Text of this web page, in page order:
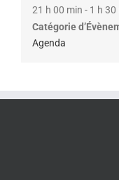
21 h 00 min - 1 h 30
Catégorie
Agenda